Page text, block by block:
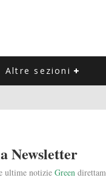
Altre sezioni
Newsletter
ultime notizie Green